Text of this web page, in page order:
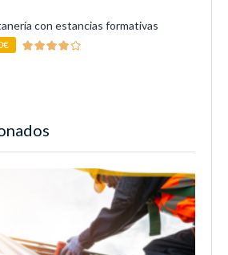
con estancias formativas